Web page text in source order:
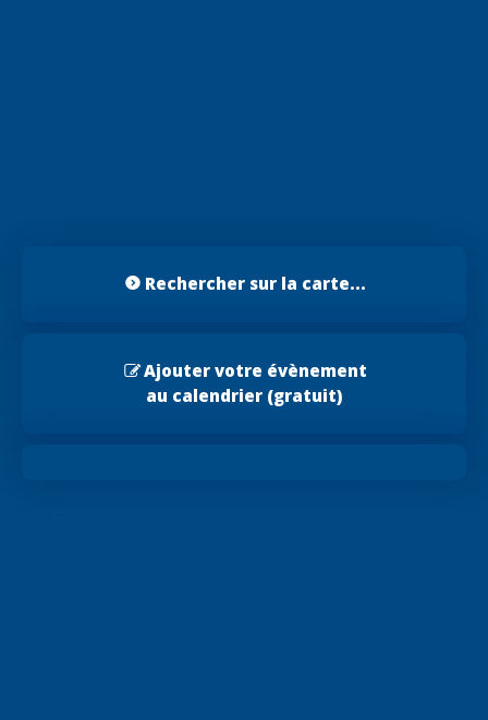
Rechercher sur la carte...
Ajouter votre évènement
au calendrier (gratuit)